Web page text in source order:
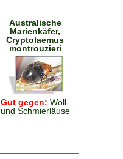
Australische
Marienkäfer,
Cryptolaemus
montrouzieri
Gut gegen: Woll-
und Schmierläuse